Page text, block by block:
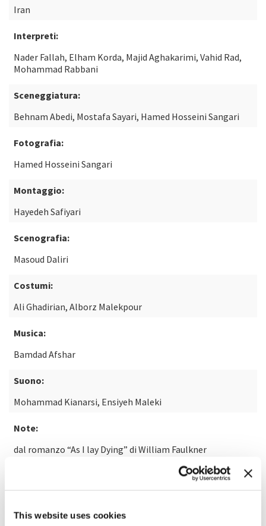
This website uses cookies
Iran
Interpreti:
Nader Fallah, Elham Korda, Majid Aghakarimi, Vahid Rad,
Mohammad Rabbani
Sceneggiatura:
Behnam Abedi, Mostafa Sayari, Hamed Hosseini Sangari
Fotografia:
Hamed Hosseini Sangari
Montaggio:
Hayedeh Safiyari
Scenografia:
Masoud Daliri
Costumi:
Ali Ghadirian, Alborz Malekpour
Musica:
Bamdad Afshar
Suono:
Mohammad Kianarsi, Ensiyeh Maleki
Note:
dal romanzo “As I lay Dying” di William Faulkner